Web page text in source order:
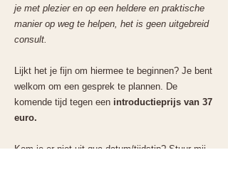
je met plezier en op een heldere en praktische
manier op weg te helpen, het is geen uitgebreid
consult.
Lijkt het je fijn om hiermee te beginnen? Je bent
welkom om een gesprek te plannen. De
komende tijd tegen een introductieprijs van 37
euro.
Kom je er niet uit qua datum/tijdstip? Stuur mij